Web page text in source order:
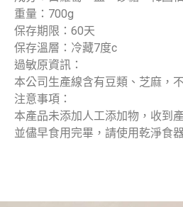
重量：700g
保存期限：60天
保存溫層：冷藏7度c
過敏原資訊：
本公司生產線含有豆類、芝麻，
注意事項：
本產品未添加人工添加物，收到
並儘早食用完畢，請使用乾淨食